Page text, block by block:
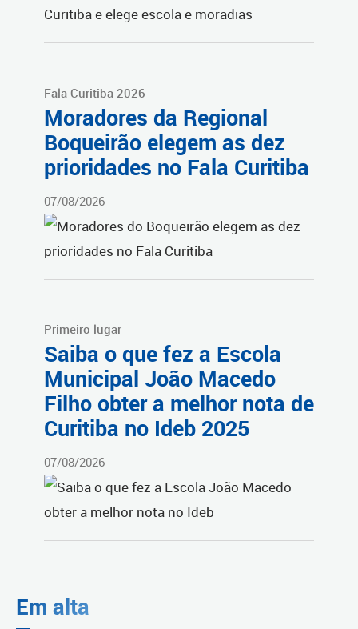
Fala Curitiba 2026
Moradores da Regional
Boqueirão elegem as dez
prioridades no Fala Curitiba
07/08/2026
Primeiro lugar
Saiba o que fez a Escola
Municipal João Macedo
Filho obter a melhor nota de
Curitiba no Ideb 2025
07/08/2026
Em alta